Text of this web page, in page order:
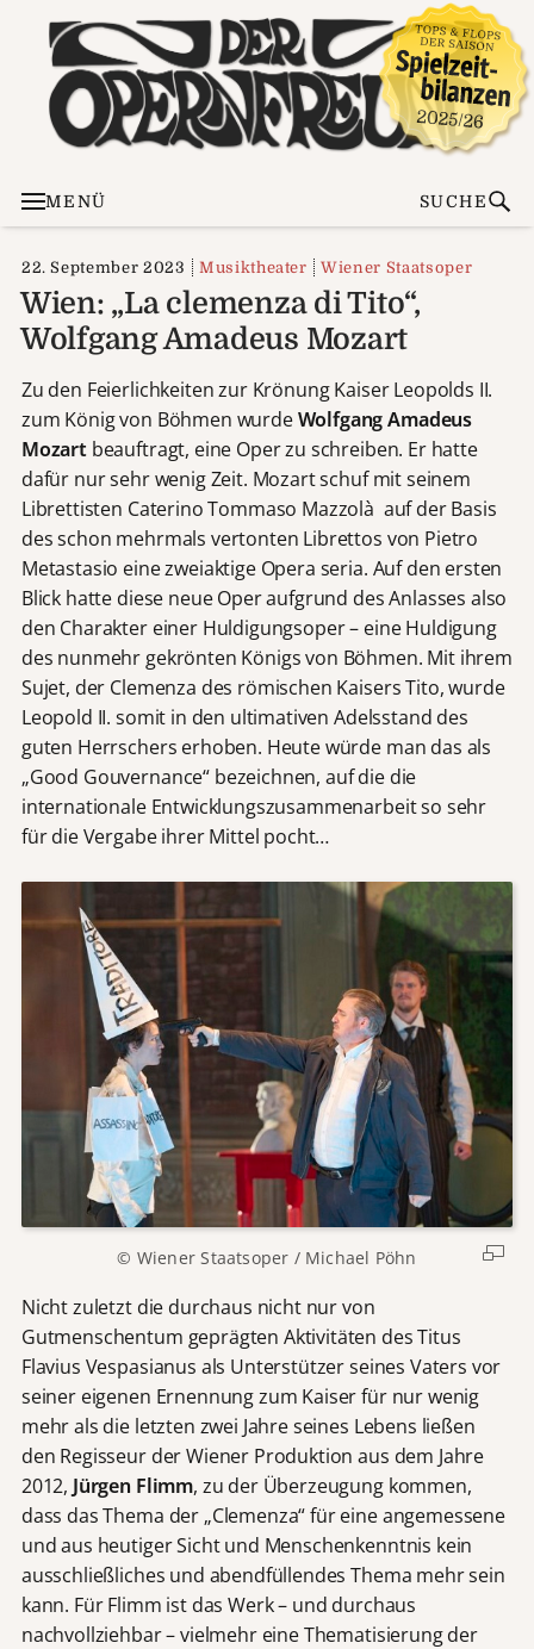
MENÜ SUCHE
22. September 2023 Musiktheater Wiener Staatsoper
Wien: „La clemenza di Tito“,
Wolfgang Amadeus Mozart
Zu den Feierlichkeiten zur Krönung Kaiser Leopolds II.
zum König von Böhmen wurdeWolfgang Amadeus
Mozartbeauftragt, eine Oper zu schreiben. Er hatte
dafür nur sehr wenig Zeit. Mozart schuf mit seinem
Librettisten Caterino Tommaso Mazzolà auf der Basis
des schon mehrmals vertonten Librettos von Pietro
Metastasio eine zweiaktige Opera seria. Auf den ersten
Blick hatte diese neue Oper aufgrund des Anlasses also
den Charakter einer Huldigungsoper – eine Huldigung
des nunmehr gekrönten Königs von Böhmen. Mit ihrem
Sujet, der Clemenza des römischen Kaisers Tito, wurde
Leopold II. somit in den ultimativen Adelsstand des
guten Herrschers erhoben. Heute würde man das als
„Good Gouvernance“ bezeichnen, auf die die
internationale Entwicklungszusammenarbeit so sehr
für die Vergabe ihrer Mittel pocht…
© Wiener Staatsoper / Michael Pöhn
Nicht zuletzt die durchaus nicht nur von
Gutmenschentum geprägten Aktivitäten des Titus
Flavius Vespasianus als Unterstützer seines Vaters vor
seiner eigenen Ernennung zum Kaiser für nur wenig
mehr als die letzten zwei Jahre seines Lebens ließen
den Regisseur der Wiener Produktion aus dem Jahre
2012, Jürgen Flimm, zu der Überzeugung kommen,
dass das Thema der „Clemenza“ für eine angemessene
und aus heutiger Sicht und Menschenkenntnis kein
ausschließliches und abendfüllendes Thema mehr sein
kann. Für Flimm ist das Werk – und durchaus
nachvollziehbar – vielmehr eine Thematisierung der